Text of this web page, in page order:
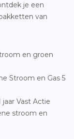
je een
van
en groen
Stroom en Gas 5
jaar Vast Actie
stroom en